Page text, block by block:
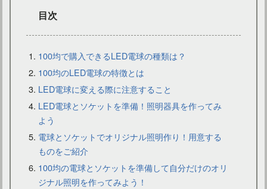
間接照明を寝室に置きたい！賃貸の場合の注意点やおすすめは
目次
100均で購入できるLED電球の種類は？
100均のLED電球の特徴とは
LED電球に変える際に注意すること
LED電球とソケットを準備！照明器具を作ってみ
よう
電球とソケットでオリジナル照明作り！用意する
ものをご紹介
100均の電球とソケットを準備して自分だけのオリ
ジナル照明を作ってみよう！